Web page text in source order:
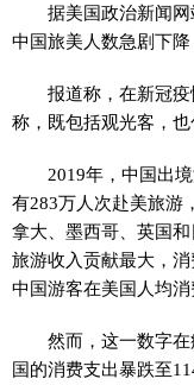
据美国政治新闻网
中国旅美人数急剧下降
报道称，在新冠
称，既包括观光客，也
2019年，中国出
有283万人次赴美旅游
拿大、墨西哥、英国
旅游收入贡献最大，
中国游客在美国人均消
然而，这一数字
国的消费支出暴跌至